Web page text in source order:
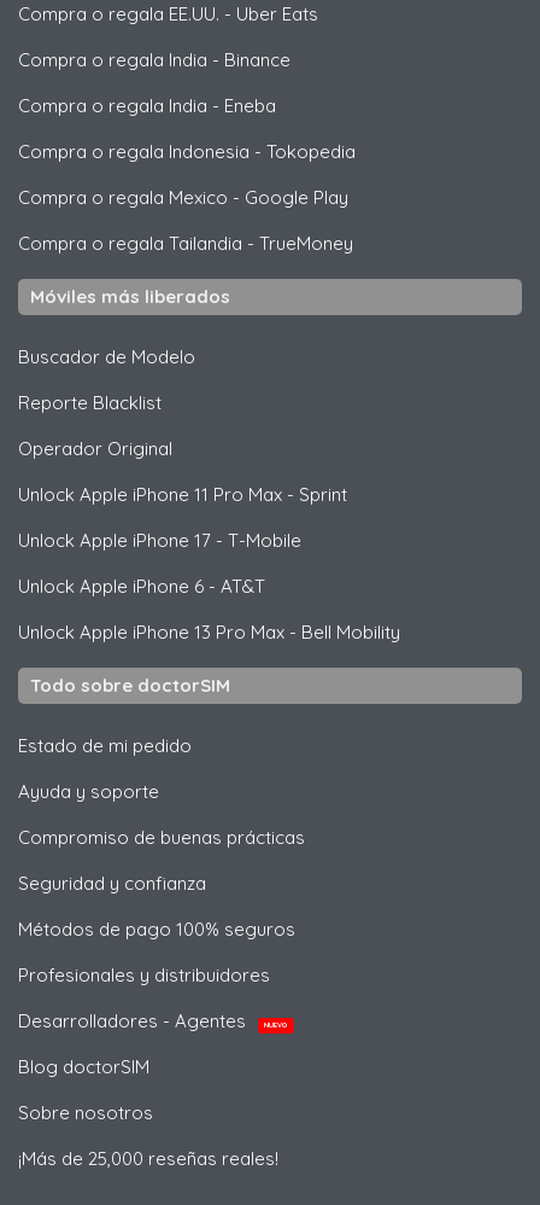
Compra o regala EE.UU. - Uber Eats
Compra o regala India - Binance
Compra o regala India - Eneba
Compra o regala Indonesia - Tokopedia
Compra o regala Mexico - Google Play
Compra o regala Tailandia - TrueMoney
Móviles más liberados
Buscador de Modelo
Reporte Blacklist
Operador Original
Unlock Apple iPhone 11 Pro Max - Sprint
Unlock Apple iPhone 17 - T-Mobile
Unlock Apple iPhone 6 - AT&T
Unlock Apple iPhone 13 Pro Max - Bell Mobility
Todo sobre doctorSIM
Estado de mi pedido
Ayuda y soporte
Compromiso de buenas prácticas
Seguridad y confianza
Métodos de pago 100% seguros
Profesionales y distribuidores
Desarrolladores - Agentes
NUEVO
Blog doctorSIM
Sobre nosotros
¡Más de 25,000 reseñas reales!